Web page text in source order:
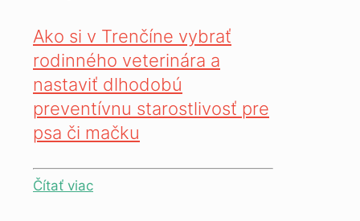
Ako si v Trenčíne vybrať
rodinného veterinára a
nastaviť dlhodobú
preventívnu starostlivosť pre
psa či mačku
Čítať viac